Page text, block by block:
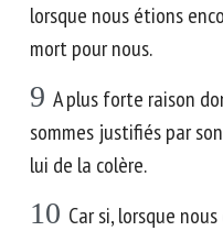
lorsque nous étions
mort pour nous.
9 A plus forte raison
sommes justifiés par
lui de la colère.
10 Car si, lorsque